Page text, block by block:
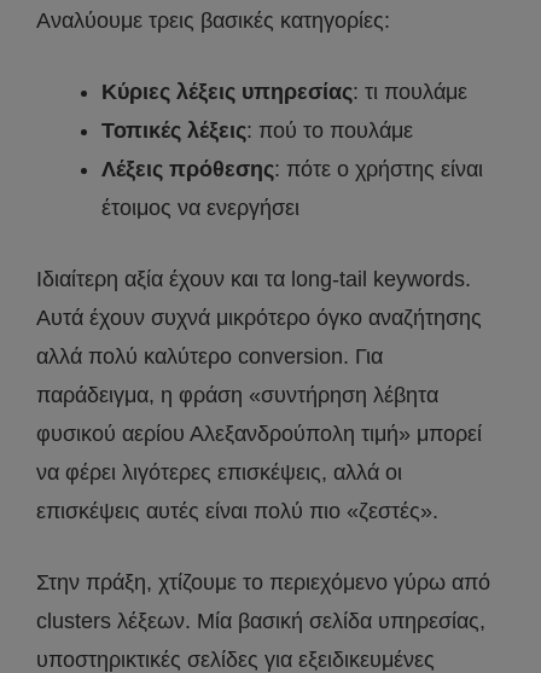
Αναλύουμε τρεις βασικές κατηγορίες:
Κύριες λέξεις υπηρεσίας: τι πουλάμε
Τοπικές λέξεις: πού το πουλάμε
Λέξεις πρόθεσης: πότε ο χρήστης είναι
έτοιμος να ενεργήσει
Ιδιαίτερη αξία έχουν και τα long-tail keywords.
Αυτά έχουν συχνά μικρότερο όγκο αναζήτησης
αλλά πολύ καλύτερο conversion. Για
παράδειγμα, η φράση «συντήρηση λέβητα
φυσικού αερίου Αλεξανδρούπολη τιμή» μπορεί
να φέρει λιγότερες επισκέψεις, αλλά οι
επισκέψεις αυτές είναι πολύ πιο «ζεστές».
Στην πράξη, χτίζουμε το περιεχόμενο γύρω από
clusters λέξεων. Μία βασική σελίδα υπηρεσίας,
υποστηρικτικές σελίδες για εξειδικευμένες